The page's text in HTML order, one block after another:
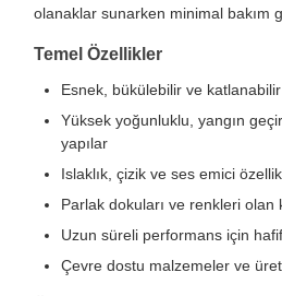
olanaklar sunarken minimal bakım
Temel Özellikler
Esnek, bükülebilir ve
Yüksek yoğunluklu, yangın
yapılar
Islaklık, çizik ve ses emici
Parlak dokuları ve renkleri olan
Uzun süreli performans için
Çevre dostu malzemeler ve